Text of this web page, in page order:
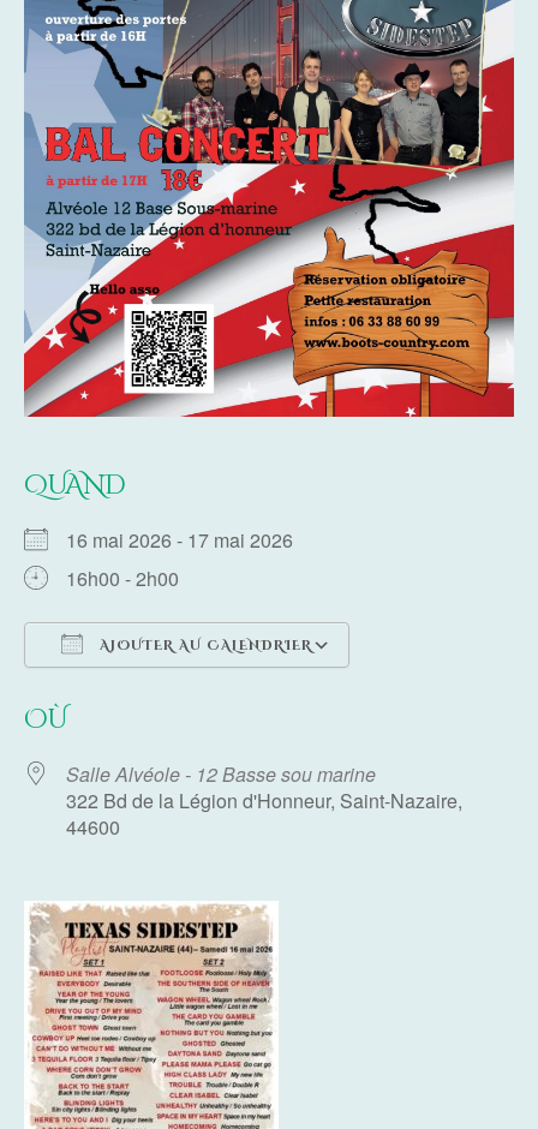
QUAND
16 mai 2026 - 17 mai 2026
16h00 - 2h00
AJOUTER AU CALENDRIER
OÙ
Salle Alvéole - 12 Basse sou marine
322 Bd de la Légion d'Honneur, Saint-Nazaire,
44600